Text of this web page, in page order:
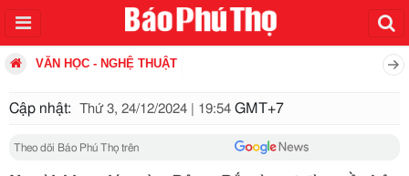
VĂN HỌC - NGHỆ THUẬT
Cập nhật: Thứ 3, 24/12/2024 | 19:54 GMT+7
Theo dõi Báo Phú Thọ trên